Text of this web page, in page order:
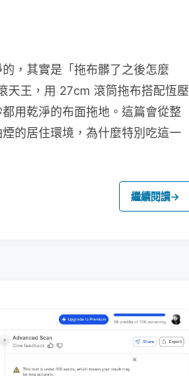
，其實是「拖布髒了之後怎麼
天王，用 27cm 滾筒拖布搭配恆壓
用乾淨的布面拖地。這篇會從整
的居住環境，為什麼特別吃這一
繼續閱讀→